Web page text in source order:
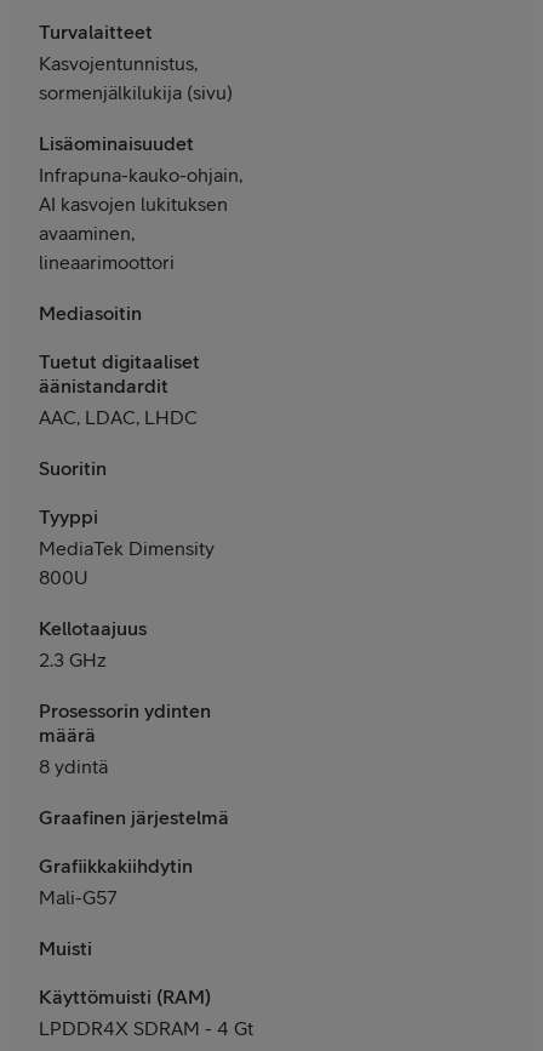
Turvalaitteet
Kasvojentunnistus,
sormenjälkilukija (sivu)
Lisäominaisuudet
Infrapuna-kauko-ohjain,
AI kasvojen lukituksen
avaaminen,
lineaarimoottori
Mediasoitin
Tuetut digitaaliset
äänistandardit
AAC, LDAC, LHDC
Suoritin
Tyyppi
MediaTek Dimensity
800U
Kellotaajuus
2.3 GHz
Prosessorin ydinten
määrä
8 ydintä
Graafinen järjestelmä
Grafiikkakiihdytin
Mali-G57
Muisti
Käyttömuisti (RAM)
LPDDR4X SDRAM - 4 Gt